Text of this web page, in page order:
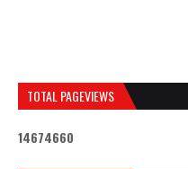
TOTAL PAGEVIEWS
14674660